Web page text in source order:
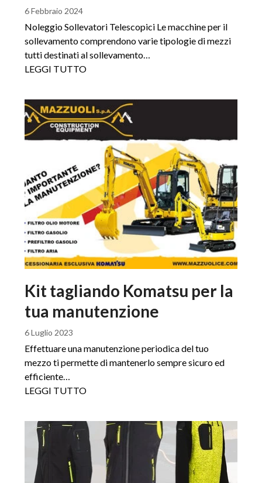
6 Febbraio 2024
Noleggio Sollevatori Telescopici Le macchine per il
sollevamento comprendono varie tipologie di mezzi
tutti destinati al sollevamento…
LEGGI TUTTO
Kit tagliando Komatsu per la
tua manutenzione
6 Luglio 2023
Effettuare una manutenzione periodica del tuo
mezzo ti permette di mantenerlo sempre sicuro ed
efficiente…
LEGGI TUTTO